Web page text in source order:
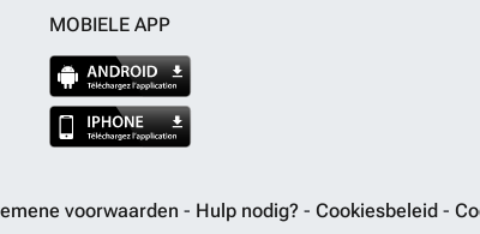
MOBIELE APP
voorwaarden - Hulp nodig? - Cookiesbeleid -